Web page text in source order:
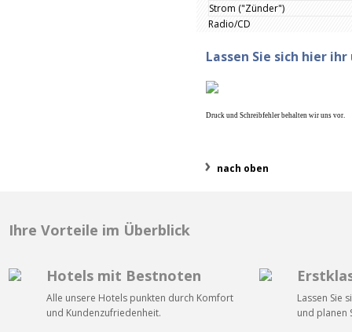
Strom ("Zünder")
Radio/CD
Lassen Sie sich hier
Druck und Schreibfehler behalten wir uns vor.
nach oben
Ihre Vorteile im Überblick
Hotels mit Bestnoten
Alle unsere Hotels punkten durch Komfort
und Kundenzufriedenheit.
Lassen Sie
und planen